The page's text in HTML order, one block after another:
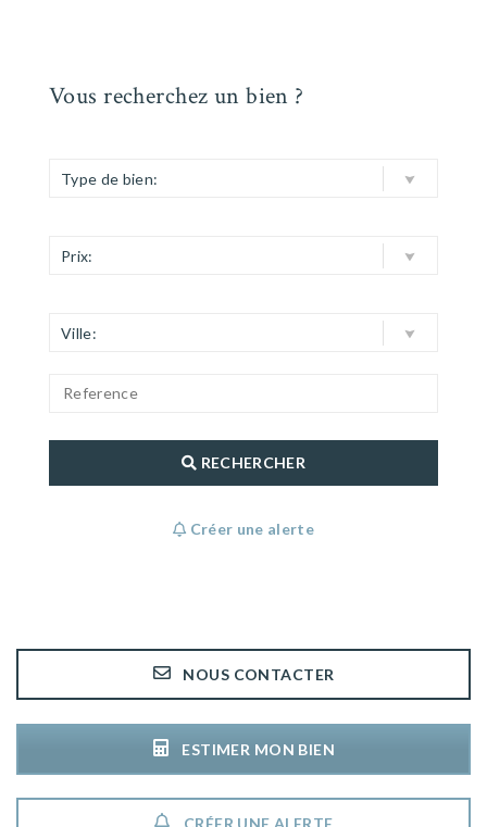
Vous recherchez un bien ?
Type de bien:
Prix:
Ville:
RECHERCHER
Créer une alerte
NOUS CONTACTER
ESTIMER MON BIEN